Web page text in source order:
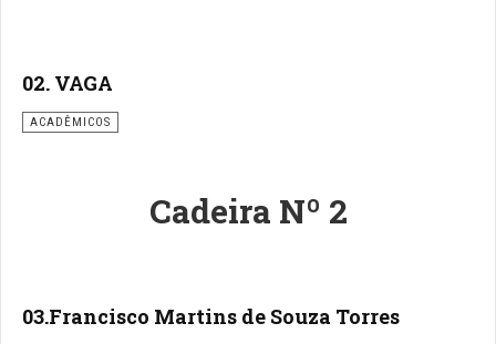
02. VAGA
ACADÊMICOS
Cadeira Nº 2
03.Francisco Martins de Souza Torres